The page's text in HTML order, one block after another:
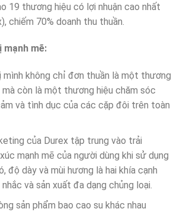
19 thương hiệu có lợi nhuận cao nhất
chiếm 70% doanh thu thuần.
mạnh mẽ:
mình không chỉ đơn thuần là một thương
mà còn là một thương hiệu chăm sóc
và tình dục của các cặp đôi trên toàn
của Durex tập trung vào trải
mạnh mẽ của người dùng khi sử dụng
độ dày và mùi hương là hai khía cạnh
và sản xuất đa dạng chủng loại.
sản phẩm bao cao su khác nhau